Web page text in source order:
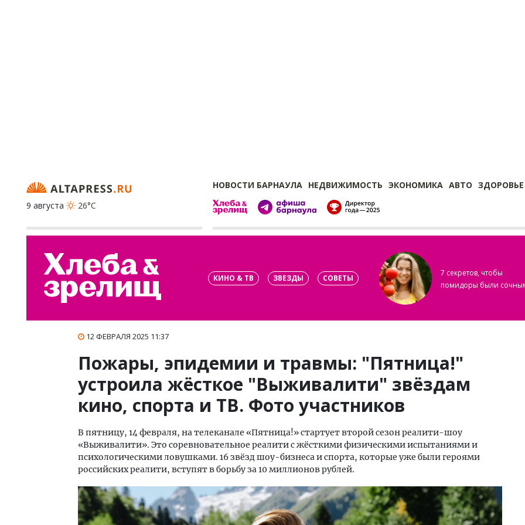
НОВОСТИ БАРНАУЛА НЕДВИЖИМОСТЬ ЭКОНОМИКА АВТО ЗДОРОВЬЕ
9 августа
26°C
КИНО & ТВ ЗВЕЗДЫ СОВЕТЫ
7 секретов, чтобы
помидоры были
12 ФЕВРАЛЯ 2025 11:37
Пожары, эпидемии и травмы: "Пятница!"
устроила жёсткое "Выживалити" звёздам
кино, спорта и ТВ. Фото участников
В пятницу, 14 февраля, на телеканале «Пятница!» стартует второй сезон реалити-шоу
«Выживалити». Это соревновательное реалити с жёсткими физическими испытаниями и
психологическими ловушками. 16 звёзд шоу-бизнеса и спорта, которые уже были героями
российских реалити, вступят в борьбу за 10 миллионов рублей.